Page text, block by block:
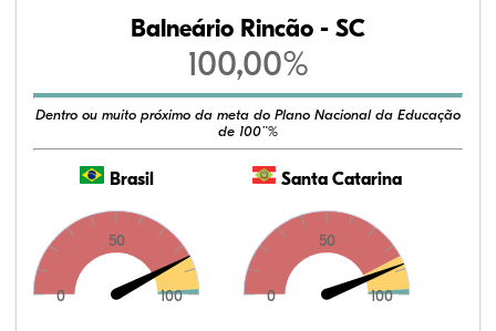
Balneário Rincão - SC
100,00%
Dentro ou muito próximo da meta do Plano Nacional da Educação
de 100¨%
Brasil
0
50
100
Santa Catarina
0
50
100